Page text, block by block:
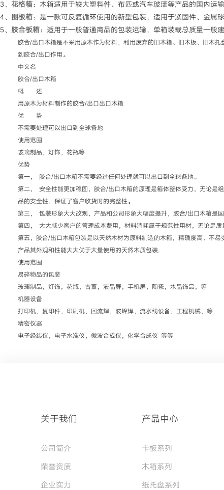
3、 花格箱：木箱适用于较大塑料件、布匹或汽车玻璃等产品的国内运输
4、
围板箱：是一款可反复循环使用的新型包装，适用于紧固件、金属
5、 胶合板箱：适用于一般普通商品的包装运输，单箱装载总质量一般
胶合/出口木箱是不采用原木作为材料，利用废弃的旧木箱、旧木板、旧木
到胶合/出口作用。
中文名
胶合/出口木箱
概 述
用原木为材料制作的胶合/出口出口木箱
优 势
不需要处理可以出口到全球各地
使用范围
玻璃制品，灯饰，花瓶等
优势
第一， 胶合/出口木箱不需要经过任何处理就可以出口到全球各地。
第二， 安全性能更加稳固，胶合/出口木箱的原理是箱体整体受力，无论是
品的安全性，保证了客户收货时的完整性。
第三， 包装形象大大改观，产品和公司形象大幅度提升，胶合/出口木箱是
第四， 大大减少客户的管理成本费用，材料消耗属于规范性用材，无论是质
第五，胶合/出口木箱包装是以天然木材为原料制造的木箱，精确度高、不
产品其外观和性能大大优于大量使用的天然木质包装.
使用范围
易碎物品的包装
玻璃制品，灯饰，花瓶，古董，液晶屏，手机屏，陶瓷，水晶饰品，等
机器设备
打印机，复印件，印刷机，回流焊，波峰焊，流水线设备，工程机械，等
精密仪器
电子经纬仪，电子水准仪，微波合成仪，化学合成仪 等等
关于我们
公司简介
荣誉资质
企业实力
产品中心
卡板系列
木箱系列
纸托盘系列